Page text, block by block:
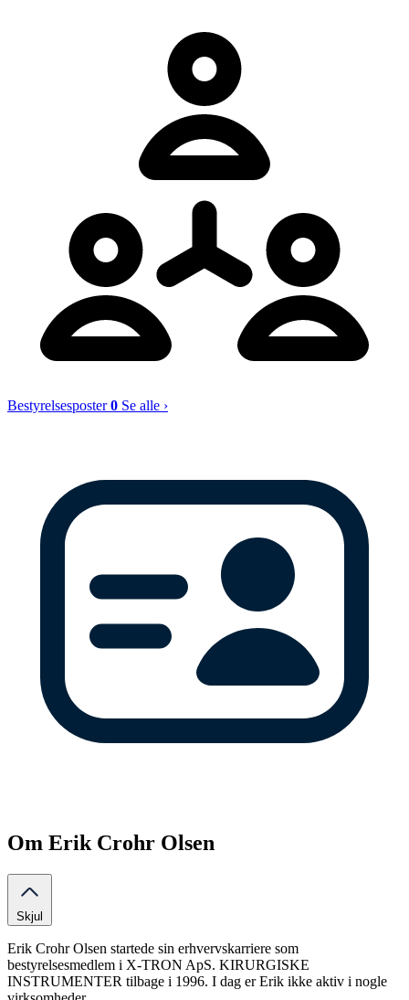
Bestyrelsesposter0 Se alle ›
Om Erik Crohr Olsen
Skjul
Erik Crohr Olsen startede sin erhvervskarriere som
bestyrelsesmedlem i X-TRON ApS. KIRURGISKE
INSTRUMENTER tilbage i 1996. I dag er Erik ikke aktiv i nogle